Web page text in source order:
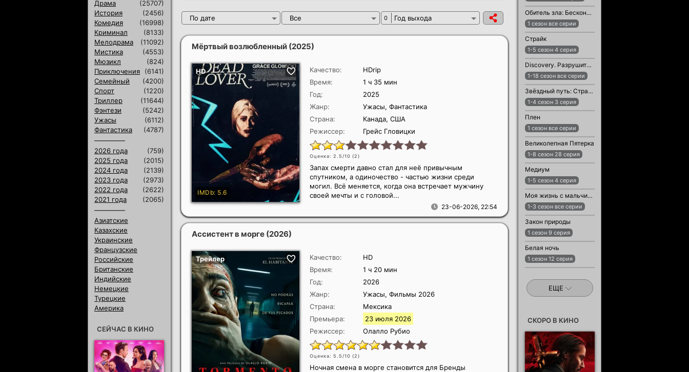
По дате Все 0 Год выхода
Мёртвый возлюбленный (2025)
Качество:
HDrip
Время:
1 ч 35 мин
Год:
2025
Жанр:
Ужасы, Фантастика
Страна:
Канада, США
Режиссер:
Грейс Гловицки
Оценка: 2.5/10 (2)
23-06-2026, 22:54
Запах смерти давно стал для неё привычным
спутником, а одиночество - частью жизни среди
могил. Всё меняется, когда она встречает мужчину
своей мечты и с головой...
Ассистент в морге (2026)
Качество:
HD
Время:
1 ч 20 мин
Год:
2026
Жанр:
Ужасы, Фильмы 2026
Страна:
Мексика
Премьера:
23 июля 2026
Режиссер:
Олалло Рубио
Оценка: 5.5/10 (2)
Ночная смена в морге становится для Бренды
Драма
(25707)
История
(2456)
Комедия
(16998)
Криминал
(8133)
Мелодрама
(11092)
Мистика
(4553)
Мюзикл
(824)
Приключения
(6141)
Семейный
(4200)
Спорт
(1220)
Триллер
(11644)
Фэнтези
(5242)
Ужасы
(6112)
Фантастика
(4787)
2026 года
(759)
2025 года
(2015)
2024 года
(2139)
2023 года
(2973)
2022 года
(2622)
2021 года
(2065)
Азиатские
Казахские
Украинские
Французские
Российские
Британские
Индийские
Немецкие
Турецкие
Америка
СЕЙЧАС В КИНО
Обитель зла: Бесконечная тьма
1 сезон все серии
Страйк
1-5 сезон 4 серия
Discovery. Разрушители легенд
1-18 сезон все серии
Звёздный путь: Странные новые миры
1-4 сезон 3 серия
Плен
1 сезон все серии
Великолепная Пятерка
1-8 сезон 28 серия
Медиум
1-5 сезон 4 серия
Моя жизнь с мальчиками Уолтер
1-3 сезон все серии
Закон природы
1 сезон 9 серия
Белая ночь
1 сезон 12 серия
ЕЩЕ
СКОРО В КИНО